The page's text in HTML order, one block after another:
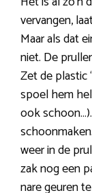
vervangen,
Maar als dat
niet. De
Zet de plastic
spoel hem
ook
weer in de
zak nog een
nare geuren